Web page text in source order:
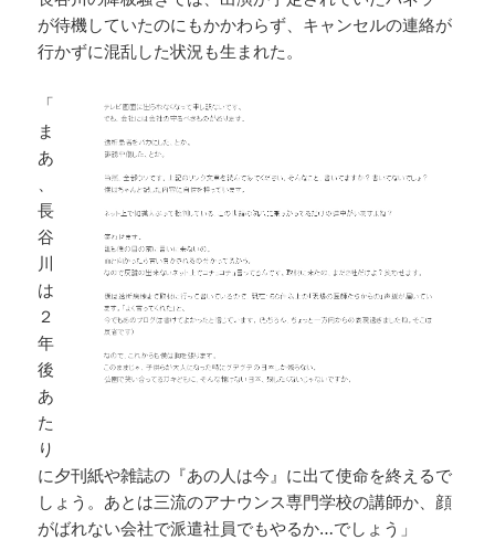
が待機していたのにもかかわらず、キャンセルの連絡が
行かずに混乱した状況も生まれた。
「
ま
あ
長
谷
川
は
２
年
後
あ
た
り
に夕刊紙や雑誌の『あの人は今』に出て使命を終えるで
しょう。あとは三流のアナウンス専門学校の講師か、顔
がばれない会社で派遣社員でもやるか…でしょう」